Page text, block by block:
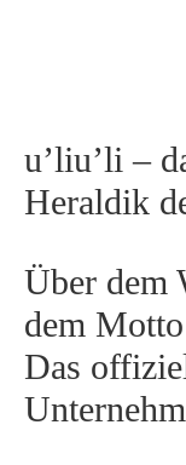
u’liu’li –
Heraldik
Über dem
dem
Das